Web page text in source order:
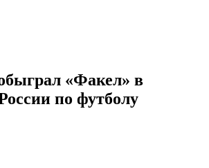
«Факел» в
по футболу